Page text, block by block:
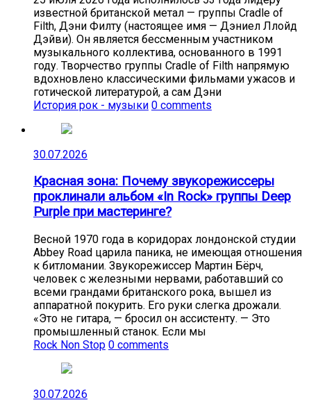
известной британской метал — группы Cradle of
Filth, Дэни Филту (настоящее имя — Дэниел Ллойд
Дэйви). Он является бессменным участником
музыкального коллектива, основанного в 1991
году. Творчество группы Cradle of Filth напрямую
вдохновлено классическими фильмами ужасов и
готической литературой, а сам Дэни
История рок - музыки 0 comments
30.07.2026
Красная зона: Почему звукорежиссеры
проклинали альбом «In Rock» группы Deep
Purple при мастеринге?
Весной 1970 года в коридорах лондонской студии
Abbey Road царила паника, не имеющая отношения
к битломании. Звукорежиссер Мартин Бёрч,
человек с железными нервами, работавший со
всеми грандами британского рока, вышел из
аппаратной покурить. Его руки слегка дрожали.
«Это не гитара, — бросил он ассистенту. — Это
промышленный станок. Если мы
Rock Non Stop 0 comments
30.07.2026